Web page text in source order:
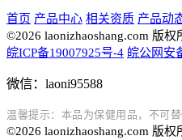
首页 产品中心 相关资质 产品动
©2026 laonizhaoshang.com 版
皖ICP备19007925号-4 皖公网安
微信：laoni95588
温馨提示：本品为保健用品，不可
©2026 laonizhaoshang.com 版